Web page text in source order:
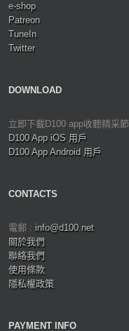
e-shop
Patreon
TuneIn
Twitter
DOWNLOAD
立即下載D100 app收聽精采節
D100 App iOS 用戶
D100 App Android 用戶
CONTACTS
電郵 : info@d100.net
關於我們
聯絡我們
使用條款
隱私權政策
PAYMENT INFO